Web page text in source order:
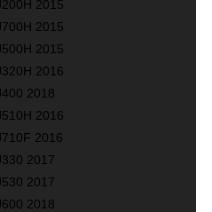
2015
2015
2015
2016
2018
2016
2016
2017
2017
2018